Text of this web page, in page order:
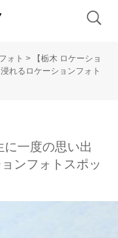
ォト >
【栃木 ロケーショ
れるロケーションフォト
に一度の思い出
ンフォトスポッ